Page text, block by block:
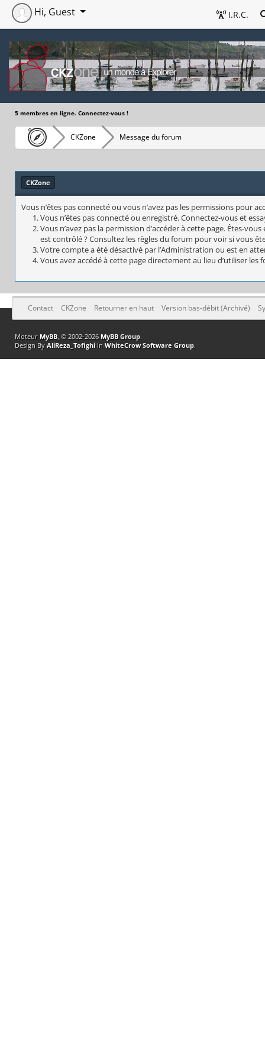
I.R.C.
Hi, Guest
5 membres en ligne. Connectez-vous !
CKZone Message du forum
CKZone
Vous n’êtes pas connecté ou vous n’avez pas les permissions pour
Vous n’êtes pas connecté ou enregistré. Connectez-vous et
Vous n’avez pas la permission d’accéder à cette page. Êtes-
est contrôlé ? Consultez les règles du forum pour voir si vous
Votre compte a été désactivé par l’Administration ou est en
Vous avez accédé à cette page directement au lieu d’utiliser
Contact CKZone Retourner en haut Version bas-débit (Archivé)
Moteur MyBB, © 2002-2026 MyBB Group.
Design By AliReza_TofighiIn WhiteCrow Software Group.